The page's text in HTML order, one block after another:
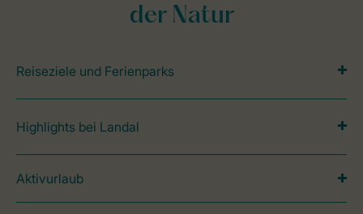
der Natur
Reiseziele und Ferienparks
Highlights bei Landal
Aktivurlaub